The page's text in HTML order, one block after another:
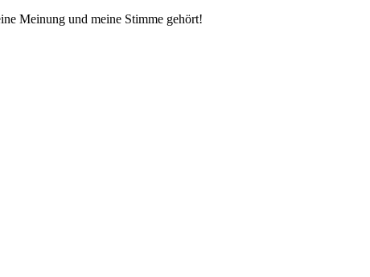
Meinung und meine Stimme gehört!